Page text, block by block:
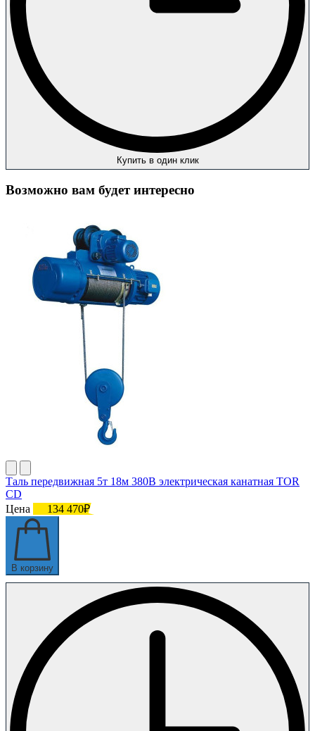
Купить в один клик
Возможно вам будет интересно
Таль передвижная 5т 18м 380В электрическая канатная TOR
CD
Цена
134 470₽
В корзину